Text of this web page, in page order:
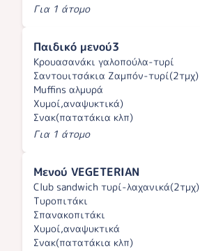
Για 1 άτομο
Παιδικό μενού3
Κρουασανάκι γαλοπούλα-τυρί
Σαντουιτσάκια Ζαμπόν-τυρί(2τμχ)
Muffins αλμυρά
Χυμοί,αναψυκτικά)
Σνακ(πατατάκια κλπ)
Για 1 άτομο
Μενού VEGETERIAN
Club sandwich τυρί-λαχανικά(2τμχ)
Τυροπιτάκι
Σπανακοπιτάκι
Χυμοί,αναψυκτικά
Σνακ(πατατάκια κλπ)